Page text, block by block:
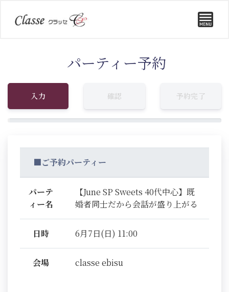
パーティー予約
入力 確認 予約完了
■ご予約パーティー
パーテ
ィー名
【June SP Sweets 40代中心】既
婚者同士だから会話が盛り上がる
日時 6月7日(日) 11:00
会場 classe ebisu